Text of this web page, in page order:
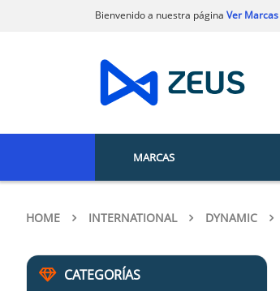
Bienvenido a nuestra página Ver Marcas
MARCAS
HOME INTERNATIONAL DYNAMIC
CATEGORÍAS